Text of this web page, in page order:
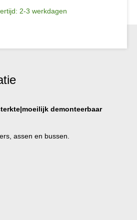
2-3 werkdagen
demonteerbaar
assen en bussen.